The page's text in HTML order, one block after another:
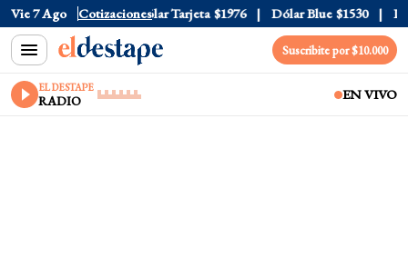
Vie 7 Ago Cotizaciones
Oficial $1520 Dólar Tarjeta $1976 Dólar Blue $1530
Suscribite por $10.000
EL DESTAPE
RADIO EN VIVO